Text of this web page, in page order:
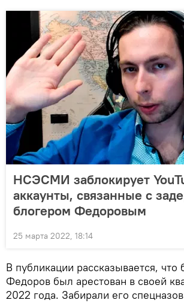
НСЭСМИ заблокирует
аккаунты, связанные с
блогером Федоровым
25 марта 2022, 18:14
В публикации рассказывается, что
Федоров был арестован в своей
2022 года. Забирали его